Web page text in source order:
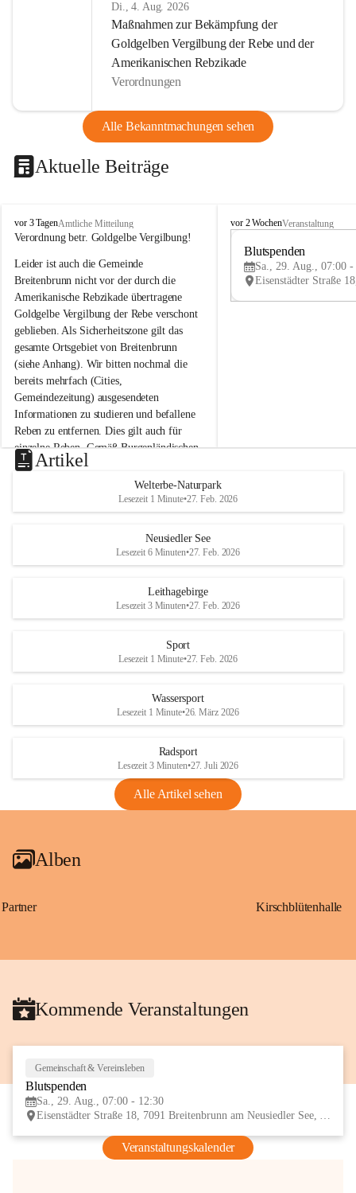
Di., 4. Aug. 2026
Maßnahmen zur Bekämpfung der
Goldgelben Vergilbung der Rebe und der
Amerikanischen Rebzikade
Verordnungen
Alle Bekanntmachungen sehen
Aktuelle Beiträge
B
r
i
t
e
n
b
r
u
n
n
a
m
N
e
u
s
d
S
vor 3 TagenAmtliche Mitteilung
Verordnung betr. Goldgelbe Vergilbung!
Leider ist auch die Gemeinde
Breitenbrunn nicht vor der durch die
Amerikanische Rebzikade übertragene
Goldgelbe Vergilbung der Rebe verschont
geblieben. Als Sicherheitszone gilt das
gesamte Ortsgebiet von Breitenbrunn
(siehe Anhang). Wir bitten nochmal die
bereits mehrfach (Cities,
Gemeindezeitung) ausgesendeten
Informationen zu studieren und befallene
Reben zu entfernen. Dies gilt auch für
einzelne Reben. Gemäß Burgenländischen
Weinbaugesetz sind nicht gepflegte oder
unzulässige Weingärten zu roden! Bitte
helfen wir zusammen um unsere Winzer
vor den prognostizierten Ernteausfällen
und den daraus folgenden wirtschaftlichen
Maßnahmen zur Bekämpfung
Rebe und der Amerikanischen
Anhang VBl. EU Nr. 18
1 Seite•1,4 MB
VBl. EU Nr. 18_2026
B
e
u
e
d
r
S
vor 2 WochenVeranstaltung
Blutspenden
Sa., 29. Aug., 07:00 -
Artikel
Welterbe-Naturpark
Lesezeit 1 Minute•27. Feb. 2026
Neusiedler See
Lesezeit 6 Minuten•27. Feb. 2026
Leithagebirge
Lesezeit 3 Minuten•27. Feb. 2026
Sport
Lesezeit 1 Minute•27. Feb. 2026
Wassersport
Lesezeit 1 Minute•26. März 2026
Radsport
Lesezeit 3 Minuten•27. Juli 2026
Alle Artikel sehen
Alben
Partner Kirschblütenhalle
Kommende Veranstaltungen
Gemeinschaft & Vereinsleben
Blutspenden
Sa., 29. Aug., 07:00 - 12:30
Eisenstädter Straße 18, 7091 Breitenbrunn am Neusiedler See, AUT
Veranstaltungskalender